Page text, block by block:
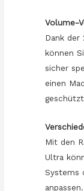
Volume-
Dank der
können
sicher
einen
Mit den
Ultra
Systems